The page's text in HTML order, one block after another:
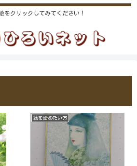
をクリックしてみてください！
絵を始めたい方